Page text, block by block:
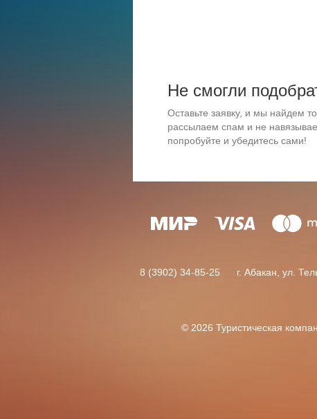
Не смогли
Оставьте заявку, и мы найдем
рассылаем спам и не
попробуйте и убедитесь сами!
8 (3902) 34-85-25 г. Абакан, ул.
© 2026 Туристическая